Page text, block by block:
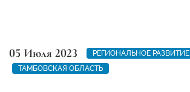
05 Июля 2023
РЕГИОНАЛЬНОЕ РАЗВИТИЕ
ТАМБОВСКАЯ ОБЛАСТЬ